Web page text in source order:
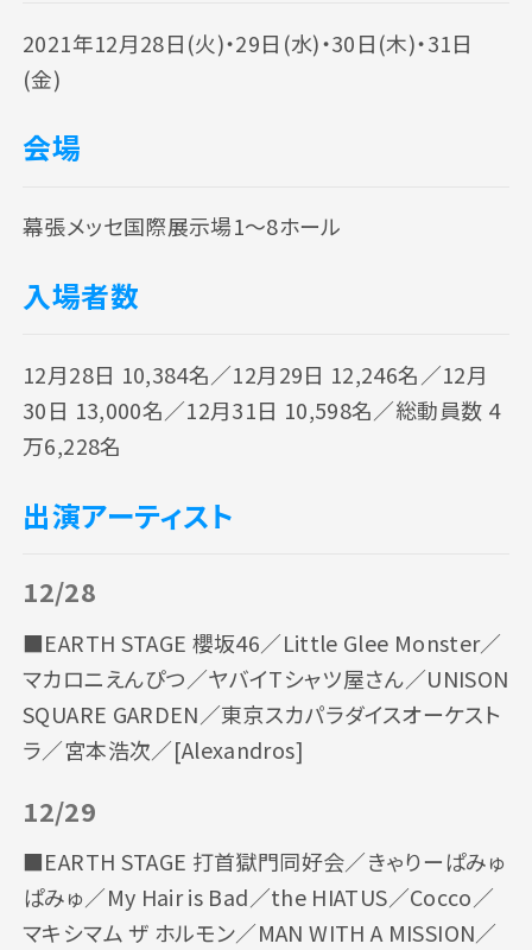
2021年12月28日(火)・29日(水)・30日(木)・31日
(金)
会場
幕張メッセ国際展示場1～8ホール
入場者数
12月28日 10,384名／12月29日 12,246名／12月
30日 13,000名／12月31日 10,598名／総動員数 4
万6,228名
出演アーティスト
12/28
■EARTH STAGE 櫻坂46／Little Glee Monster／
マカロニえんぴつ／ヤバイTシャツ屋さん／UNISON
SQUARE GARDEN／東京スカパラダイスオーケスト
ラ／宮本浩次／[Alexandros]
12/29
■EARTH STAGE 打首獄門同好会／きゃりーぱみゅ
ぱみゅ／My Hair is Bad／the HIATUS／Cocco／
マキシマム ザ ホルモン／MAN WITH A MISSION／